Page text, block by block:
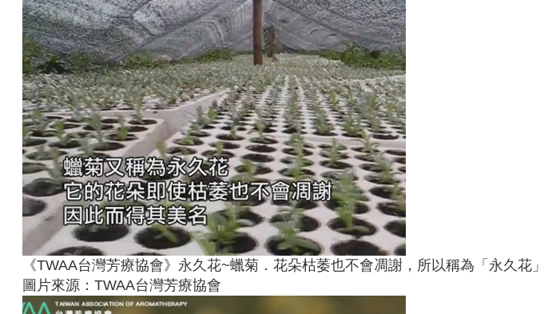
《TWAA台灣芳療協會》永久花~蠟菊．花朵枯萎也不會凋謝，所以稱為「永久花」
圖片來源：TWAA台灣芳療協會